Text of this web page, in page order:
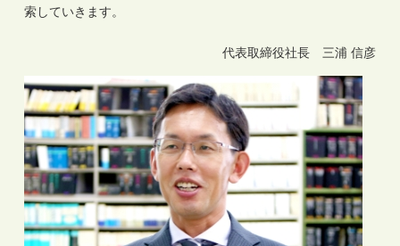
索していきます。
代表取締役社長 三浦 信彦